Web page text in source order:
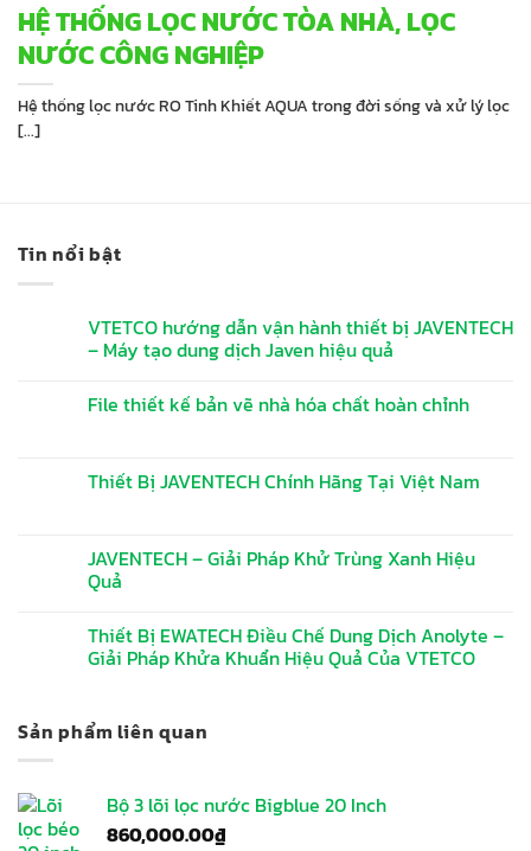
HỆ THỐNG LỌC NƯỚC TÒA NHÀ, LỌC
NƯỚC CÔNG NGHIỆP
Hệ thống lọc nước RO Tinh Khiết AQUA trong đời sống và xử lý lọc
[...]
Tin nổi bật
VTETCO hướng dẫn vận hành thiết bị JAVENTECH
– Máy tạo dung dịch Javen hiệu quả
File thiết kế bản vẽ nhà hóa chất hoàn chỉnh
Thiết Bị JAVENTECH Chính Hãng Tại Việt Nam
JAVENTECH – Giải Pháp Khử Trùng Xanh Hiệu
Quả
Thiết Bị EWATECH Điều Chế Dung Dịch Anolyte –
Giải Pháp Khửa Khuẩn Hiệu Quả Của VTETCO
Sản phẩm liên quan
Bộ 3 lõi lọc nước Bigblue 20 Inch
860,000.00₫